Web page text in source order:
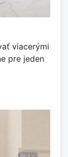
viacerými
pre jeden